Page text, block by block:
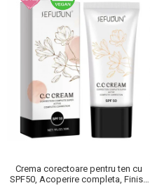
Crema corectoare pentru ten cu
SPF50, Acoperire completa, Finish